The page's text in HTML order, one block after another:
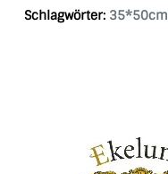
Schlagwörter: 35*50cm